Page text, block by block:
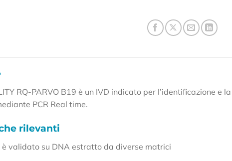
RQ-PARVO B19 è un IVD indicato per l’identificazione e
PCR Real time.
rilevanti
è validato su DNA estratto da diverse matrici